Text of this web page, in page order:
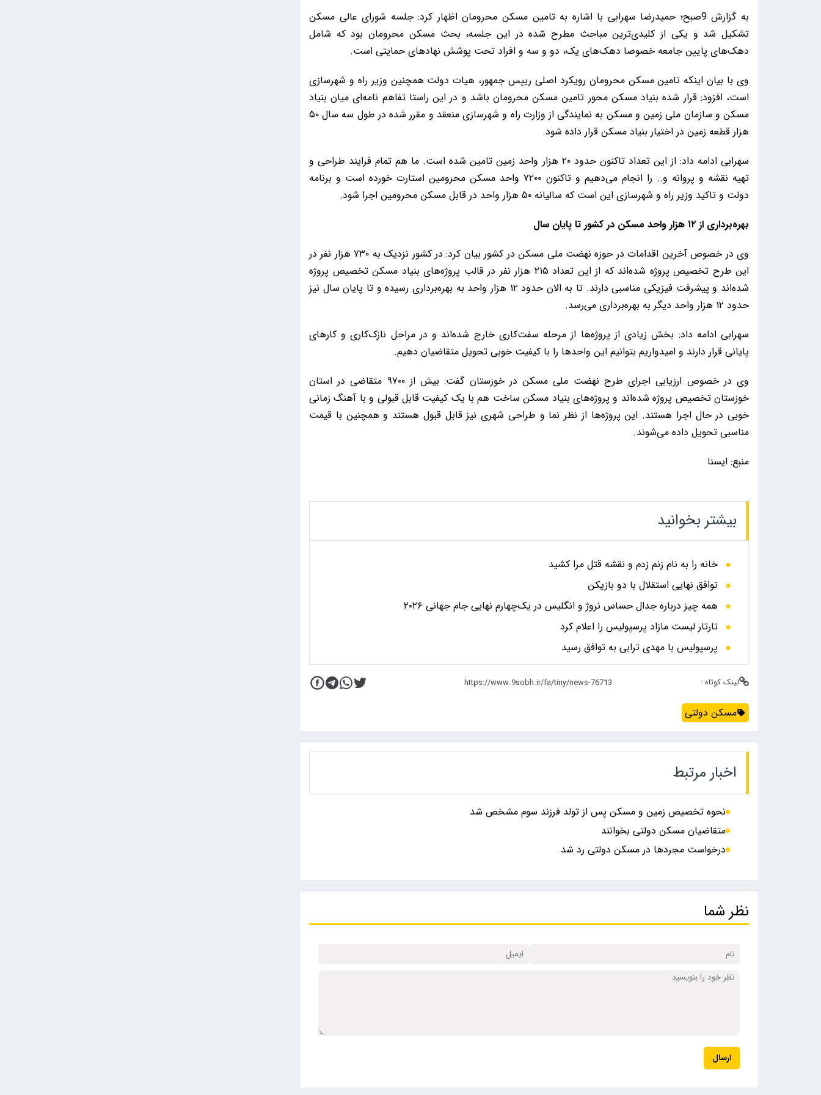
به گزارش 9صبح؛ حمیدرضا سهرابی با اشاره به تامین مسکن محرومان اظهار کرد: جلسه شورای عالی مسکن
تشکیل شد و یکی از کلیدی‌ترین مباحث مطرح شده در این جلسه، بحث مسکن محرومان بود که شامل
دهک‌های پایین جامعه خصوصا دهک‌های یک، دو و سه و افراد تحت پوشش نهادهای حمایتی است.
وی با بیان اینکه تامین مسکن محرومان رویکرد اصلی رییس جمهور، هیات دولت همچنین وزیر راه و شهرسازی
است، افزود: قرار شده بنیاد مسکن محور تامین مسکن محرومان باشد و در این راستا تفاهم نامه‌ای میان بنیاد
مسکن و سازمان ملی زمین و مسکن به نمایندگی از وزارت راه و شهرسازی منعقد و مقرر شده در طول سه سال ۵۰
هزار قطعه زمین در اختیار بنیاد مسکن قرار داده شود.
سهرابی ادامه داد: از این تعداد تاکنون حدود ۲۰ هزار واحد زمین تامین شده است. ما هم تمام فرایند طراحی و
تهیه نقشه و پروانه و.. را انجام می‌دهیم و تاکنون ۷۲۰۰ واحد مسکن محرومین استارت خورده است و برنامه
دولت و تاکید وزیر راه و شهرسازی این است که سالیانه ۵۰ هزار واحد در قابل مسکن محرومین اجرا شود.
بهره‌برداری از ۱۲ هزار واحد مسکن در کشور تا پایان سال
وی در خصوص آخرین اقدامات در حوزه نهضت ملی مسکن در کشور بیان کرد: در کشور نزدیک به ۷۳۰ هزار نفر در
این طرح تخصیص پروژه شده‌اند که از این تعداد ۲۱۵ هزار نفر در قالب پروژه‌های بنیاد مسکن تخصیص پروژه
شده‌اند و پیشرفت فیزیکی مناسبی دارند. تا به الان حدود ۱۲ هزار واحد به بهره‌برداری رسیده و تا پایان سال نیز
حدود ۱۲ هزار واحد دیگر به بهره‌برداری می‌رسد.
سهرابی ادامه داد: بخش زیادی از پروژه‌ها از مرحله سفت‌کاری خارج شده‌اند و در مراحل نازک‌کاری و کارهای
پایانی قرار دارند و امیدواریم بتوانیم این واحدها را با کیفیت خوبی تحویل متقاضیان دهیم.
وی در خصوص ارزیابی اجرای طرح نهضت ملی مسکن در خوزستان گفت: بیش از ۹۷۰۰ متقاضی در استان
خوزستان تخصیص پروژه شده‌اند و پروژه‌های بنیاد مسکن ساخت هم با یک کیفیت قابل قبولی و با آهنگ زمانی
خوبی در حال اجرا هستند. این پروژه‌ها از نظر نما و طراحی شهری نیز قابل قبول هستند و همچنین با قیمت
مناسبی تحویل داده می‌شوند.
منبع: ایسنا
بیشتر بخوانید
خانه را به نام زنم زدم و نقشه قتل مرا کشید
توافق نهایی استقلال با دو بازیکن
همه چیز درباره جدال حساس نروژ و انگلیس در یک‌چهارم نهایی جام جهانی ۲۰۲۶
تارتار لیست مازاد پرسپولیس را اعلام کرد
پرسپولیس با مهدی ترابی به توافق رسید
لینک کوتاه :
مسکن دولتی
اخبار مرتبط
نحوه تخصیص زمین و مسکن پس از تولد فرزند سوم مشخص شد
متقاضیان مسکن دولتی بخوانند
درخواست مجردها در مسکن دولتی رد شد
نظر شما
ارسال